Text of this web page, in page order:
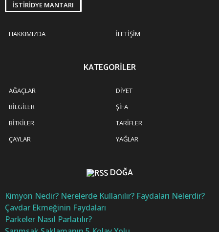
İSTIRIDYE MANTARI
HAKKIMIZDA İLETIŞIM
KATEGORILER
AĞAÇLAR
BILGILER
BITKILER
ÇAYLAR
DIYET
ŞIFA
TARIFLER
YAĞLAR
DOĞA
Kimyon Nedir? Nerelerde Kullanılır? Faydaları Nelerdir?
Çavdar Ekmeğinin Faydaları
Parkeler Nasıl Parlatılır?